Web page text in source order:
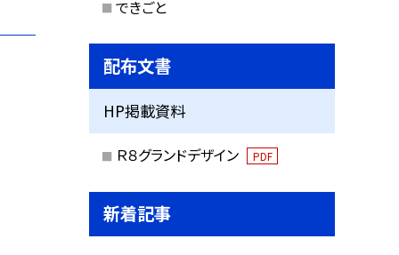
できごと
配布文書
HP掲載資料
Ｒ８グランドデザイン PDF
新着記事